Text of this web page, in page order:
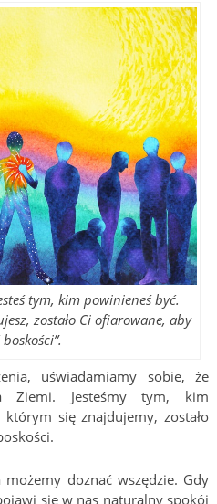
tym, kim powinieneś być.
zostało Ci ofiarowane, aby
boskości”.
uświadamiamy sobie, że
Ziemi. Jesteśmy tym, kim
się znajdujemy, zostało
doznać wszędzie. Gdy
się w nas naturalny spokój